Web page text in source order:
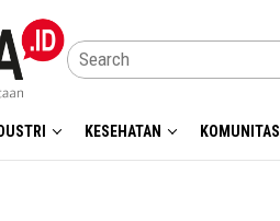
KESEHATAN KOMUNITAS